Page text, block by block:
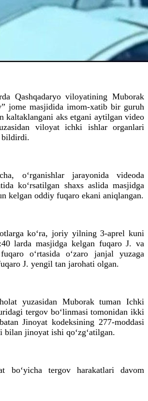
Qashqadaryo viloyatining Muborak
jome masjidida imom-xatib bir guruh
kaltaklangani aks etgani aytilgan video
viloyat ichki ishlar organlari
bildirdi.
o‘rganishlar jarayonida videoda
ko‘rsatilgan shaxs aslida masjidga
kelgan oddiy fuqaro ekani aniqlangan.
ko‘ra, joriy yilning 3-aprel kuni
larda masjidga kelgan fuqaro J. va
o‘rtasida o‘zaro janjal yuzaga
J. yengil tan jarohati olgan.
yuzasidan Muborak tuman Ichki
tergov bo‘linmasi tomonidan ikki
Jinoyat kodeksining 277-moddasi
jinoyat ishi qo‘zg‘atilgan.
bo‘yicha tergov harakatlari davom